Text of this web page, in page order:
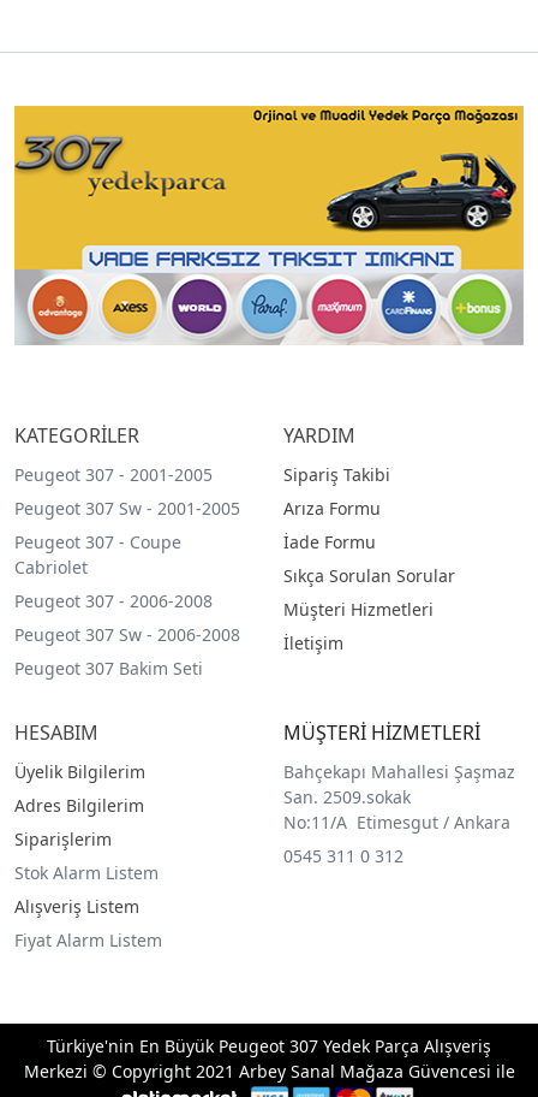
KATEGORİLER
Peugeot 307 - 2001-2005
Peugeot 307 Sw - 2001-2005
Peugeot 307 - Coupe
Cabriolet
Peugeot 307 - 2006-2008
Peugeot 307 Sw - 2006-2008
Peugeot 307 Bakim Seti
YARDIM
Sipariş Takibi
Arıza Formu
İade Formu
Sıkça Sorulan Sorular
Müşteri Hizmetleri
İletişim
HESABIM
Üyelik Bilgilerim
Adres Bilgilerim
Siparişlerim
Stok Alarm Listem
Alışveriş Listem
Fiyat Alarm Listem
MÜŞTERİ HİZMETLERİ
Bahçekapı Mahallesi Şaşmaz
San. 2509.sokak
No:11/A Etimesgut / Ankara
0545 311 0 312
Türkiye'nin En Büyük Peugeot 307 Yedek Parça Alışveriş
Merkezi © Copyright 2021 Arbey Sanal Mağaza Güvencesi ile